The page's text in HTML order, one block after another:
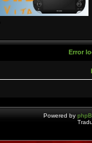
Error
Powered by